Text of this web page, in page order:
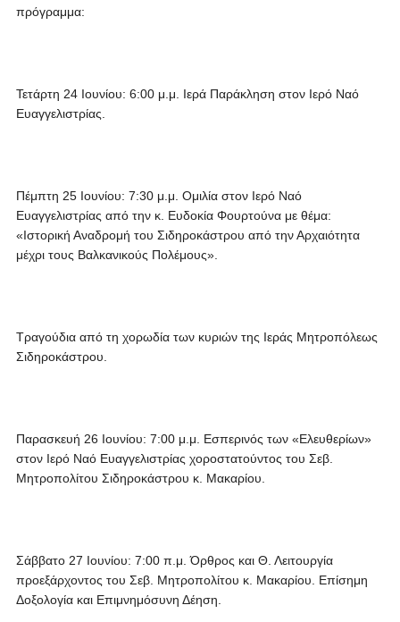
πρόγραμμα:
Τετάρτη 24 Ιουνίου: 6:00 μ.μ. Ιερά Παράκληση στον Ιερό Ναό
Ευαγγελιστρίας.
Πέμπτη 25 Ιουνίου: 7:30 μ.μ. Ομιλία στον Ιερό Ναό
Ευαγγελιστρίας από την κ. Ευδοκία Φουρτούνα με θέμα:
«Ιστορική Αναδρομή του Σιδηροκάστρου από την Αρχαιότητα
μέχρι τους Βαλκανικούς Πολέμους».
Τραγούδια από τη χορωδία των κυριών της Ιεράς Μητροπόλεως
Σιδηροκάστρου.
Παρασκευή 26 Ιουνίου: 7:00 μ.μ. Εσπερινός των «Ελευθερίων»
στον Ιερό Ναό Ευαγγελιστρίας χοροστατούντος του Σεβ.
Μητροπολίτου Σιδηροκάστρου κ. Μακαρίου.
Σάββατο 27 Ιουνίου: 7:00 π.μ. Όρθρος και Θ. Λειτουργία
προεξάρχοντος του Σεβ. Μητροπολίτου κ. Μακαρίου. Επίσημη
Δοξολογία και Επιμνημόσυνη Δέηση.